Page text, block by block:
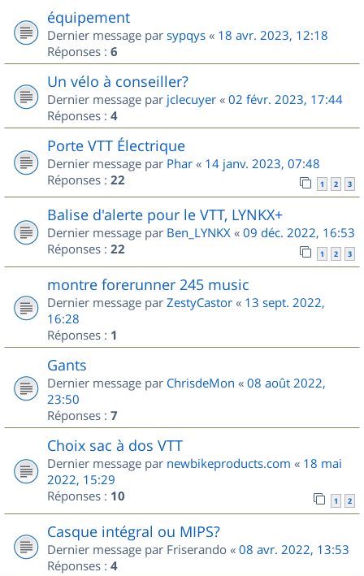
équipement
Dernier message par sypqys « 18 avr. 2023, 12:18
Réponses : 6
Un vélo à conseiller?
Dernier message par jclecuyer « 02 févr. 2023, 17:44
Réponses : 4
Porte VTT Électrique
Dernier message par Phar « 14 janv. 2023, 07:48
Réponses : 22 1 2 3
Balise d'alerte pour le VTT, LYNKX+
Dernier message par Ben_LYNKX « 09 déc. 2022, 16:53
Réponses : 22 1 2 3
montre forerunner 245 music
Dernier message par ZestyCastor « 13 sept. 2022,
16:28
Réponses : 1
Gants
Dernier message par ChrisdeMon « 08 août 2022,
23:50
Réponses : 7
Choix sac à dos VTT
Dernier message par newbikeproducts.com « 18 mai
2022, 15:29
Réponses : 10 1 2
Casque intégral ou MIPS?
Dernier message par Friserando « 08 avr. 2022, 13:53
Réponses : 4